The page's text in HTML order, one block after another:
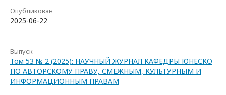
Опубликован
2025-06-22
Выпуск
Том 53 № 2 (2025): НАУЧНЫЙ ЖУРНАЛ КАФЕДРЫ ЮНЕСКО
ПО АВТОРСКОМУ ПРАВУ, СМЕЖНЫМ, КУЛЬТУРНЫМ И
ИНФОРМАЦИОННЫМ ПРАВАМ